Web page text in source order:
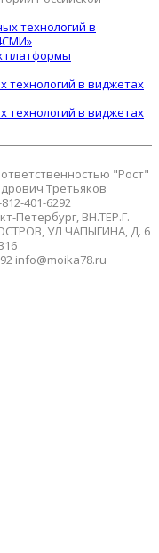
технологий в
платформы
технологий в виджетах
технологий в виджетах
"Рост"
Третьяков
401-6292
Петербург, ВН.ТЕР.Г.
УЛ ЧАПЫГИНА, Д. 6
info@moika78.ru